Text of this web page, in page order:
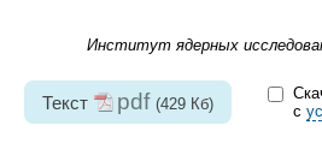
Институт ядерных
Текст pdf (429 Кб)
с